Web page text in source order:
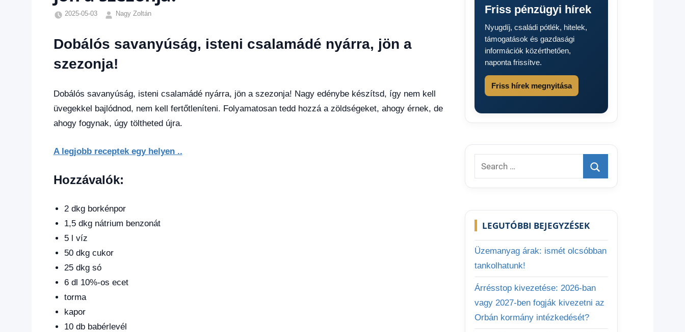
2025-05-03
Nagy Zoltán
Hírek
1
Dobálós savanyúság, isteni csalamádé nyárra, jön a
szezonja!
Dobálós savanyúság, isteni csalamádé nyárra, jön a szezonja! Nagy edénybe készítsd, így nem kell
üvegekkel bajlódnod, nem kell fertőtleníteni. Folyamatosan tedd hozzá a zöldségeket, ahogy érnek, de
ahogy fogynak, úgy töltheted újra.
A legjobb receptek egy helyen ..
Hozzávalók:
2 dkg borkénpor
1,5 dkg nátrium benzonát
5 l víz
50 dkg cukor
25 dkg só
6 dl 10%-os ecet
torma
kapor
10 db babérlevél
Friss pénzügyi hírek
Nyugdíj, családi pótlék, hitelek,
támogatások és gazdasági
információk közérthetően,
naponta frissítve.
Friss hírek megnyitása
Search
for:
Search
LEGUTÓBBI BEJEGYZÉSEK
Üzemanyag árak: ismét olcsóbban
tankolhatunk!
Árrésstop kivezetése: 2026-ban
vagy 2027-ben fogják kivezetni az
Orbán kormány intézkedését?